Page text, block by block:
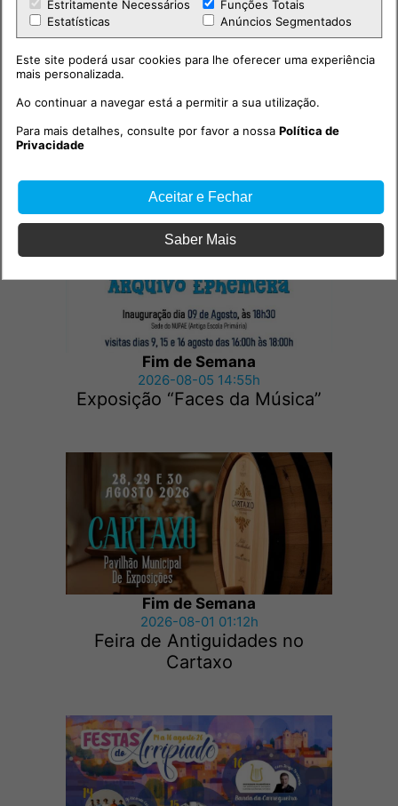
Fim de Semana
2026-08-05 14:55h
Exposição “Faces da Música”
Fim de Semana
2026-08-01 01:12h
Feira de Antiguidades no
Cartaxo
Estritamente Necessários
Funções Totais
Estatísticas
Anúncios Segmentados
Este site poderá usar cookies para lhe oferecer uma experiência
mais personalizada.
Ao continuar a navegar está a permitir a sua utilização.
Para mais detalhes, consulte por favor a nossaPolítica de
Privacidade
Aceitar e Fechar
Saber Mais